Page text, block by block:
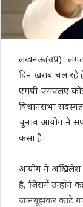
लखनऊ(उप्र)।
दिन ख़राब चल रहे
एमपी-एमएलए
विधानसभा
चुनाव आयोग ने
कसा है।
आयोग ने अखिलेश
है, जिसमें उन्होंने
जानबूझकर काटे